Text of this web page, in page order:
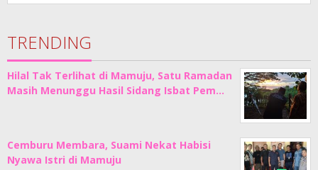
TRENDING
Hilal Tak Terlihat di Mamuju, Satu Ramadan
Masih Menunggu Hasil Sidang Isbat Pem…
Cemburu Membara, Suami Nekat Habisi
Nyawa Istri di Mamuju